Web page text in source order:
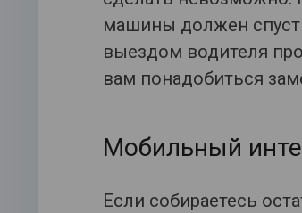
машины должен
выездом водителя
вам понадобиться
Мобильный
Если собираетесь